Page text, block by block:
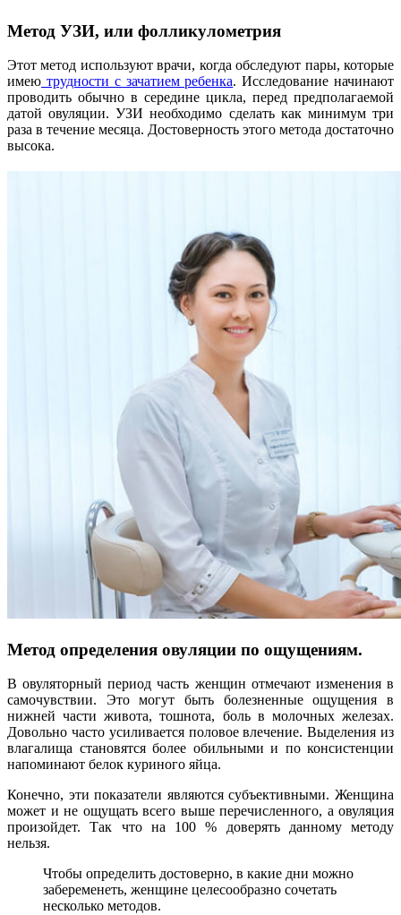
Метод УЗИ, или фолликулометрия
Этот метод используют врачи, когда обследуют пары, которые
имею трудности с зачатием ребенка. Исследование начинают
проводить обычно в середине цикла, перед предполагаемой
датой овуляции. УЗИ необходимо сделать как минимум три
раза в течение месяца. Достоверность этого метода достаточно
высока.
Метод определения овуляции по ощущениям.
В овуляторный период часть женщин отмечают изменения в
самочувствии. Это могут быть болезненные ощущения в
нижней части живота, тошнота, боль в молочных железах.
Довольно часто усиливается половое влечение. Выделения из
влагалища становятся более обильными и по консистенции
напоминают белок куриного яйца.
Конечно, эти показатели являются субъективными. Женщина
может и не ощущать всего выше перечисленного, а овуляция
произойдет. Так что на 100 % доверять данному методу
нельзя.
Чтобы определить достоверно, в какие дни можно
забеременеть, женщине целесообразно сочетать
несколько методов.